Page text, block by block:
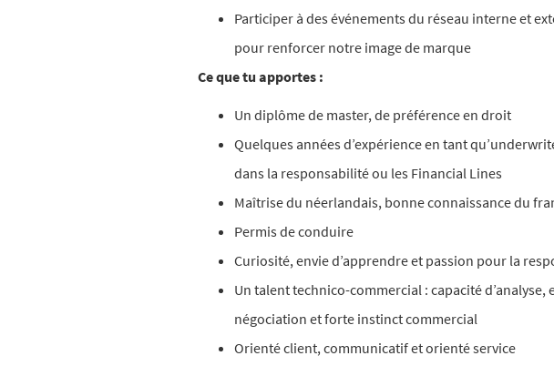
Participer à des événements du réseau interne et
pour renforcer notre image de marque
Ce que tu apportes :
Un diplôme de master, de préférence en droit
Quelques années d’expérience en tant
dans la responsabilité ou les Financial Lines
Maîtrise du néerlandais, bonne connaissance du
Permis de conduire
Curiosité, envie d’apprendre et passion pour la
Un talent technico-commercial : capacité
négociation et forte instinct commercial
Orienté client, communicatif et orienté service